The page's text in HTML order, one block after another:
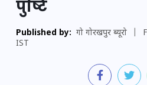
पुष्टि
Published by: गो गोरखपुर ब्यूरो
IST